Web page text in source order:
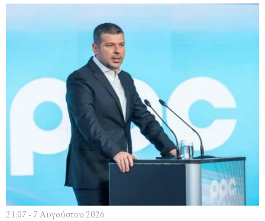
21:07 - 7 Αυγούστου 2026